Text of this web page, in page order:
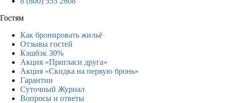
Гостям
Как бронировать жильё
Отзывы гостей
Кэшбэк 30%
Акция «Пригласи друга»
Акция «Скидка на первую бронь»
Гарантии
Суточный Журнал
Вопросы и ответы